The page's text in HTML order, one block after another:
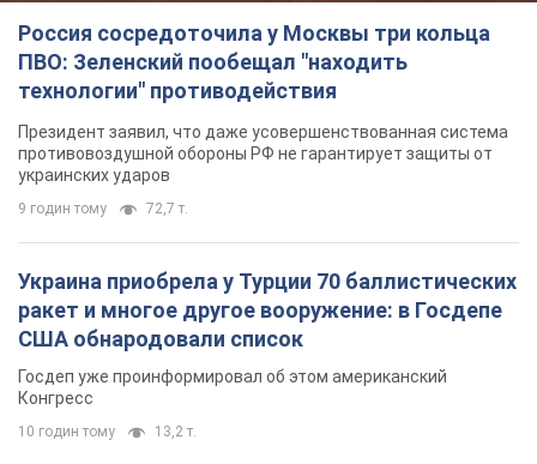
Россия сосредоточила у Москвы три кольца
ПВО: Зеленский пообещал "находить
технологии" противодействия
Президент заявил, что даже усовершенствованная система
противовоздушной обороны РФ не гарантирует защиты от
украинских ударов
9 годин тому 72,7 т.
Украина приобрела у Турции 70 баллистических
ракет и многое другое вооружение: в Госдепе
США обнародовали список
Госдеп уже проинформировал об этом американский
Конгресс
10 годин тому 13,2 т.